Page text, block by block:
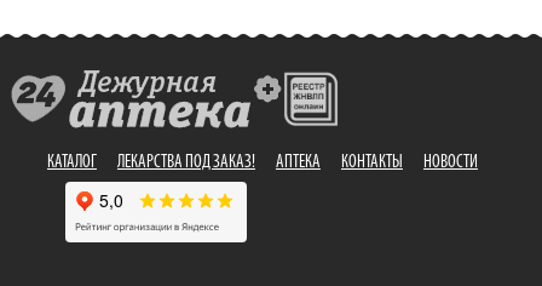
КАТАЛОГ ЛЕКАРСТВА ПОД ЗАКАЗ! АПТЕКА КОНТАКТЫ НОВОСТИ